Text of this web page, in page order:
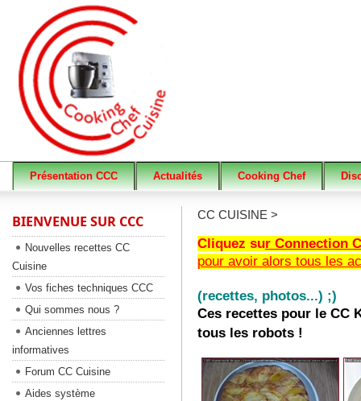
Présentation CCC Actualités Cooking Chef
CC CUISINE >
Cliquez sur Connection
pour avoir alors tous les
(recettes, photos...) ;)
Ces recettes pour le CC
tous les robots !
BIENVENUE SUR CCC
Nouvelles recettes CC
Cuisine
Vos fiches techniques CCC
Qui sommes nous ?
Anciennes lettres
informatives
Forum CC Cuisine
Aides système